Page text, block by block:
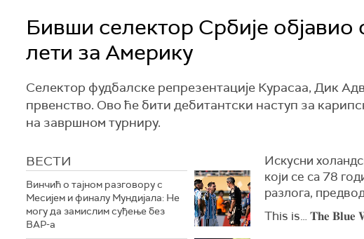
Бивши селектор Србије објавио
лети за Америку
Селектор фудбалске репрезентације Курасаа, Дик
првенство. Ово ће бити дебитантски наступ за
на завршном турниру.
ВЕСТИ
Винчић о тајном разговору с
Месијем и финалу Мундијала: Не
могу да замислим суђење без
ВАР-а
Искусни
који се са 78
разлога,
This is… 𝐓𝐡𝐞